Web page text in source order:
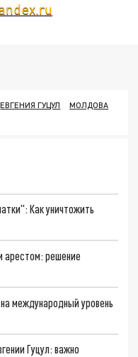
ЕВГЕНИЯ ГУЦУЛ
МОЛДОВА
Как уничтожить
арестом: решение
международный уровень
Гуцул: важно